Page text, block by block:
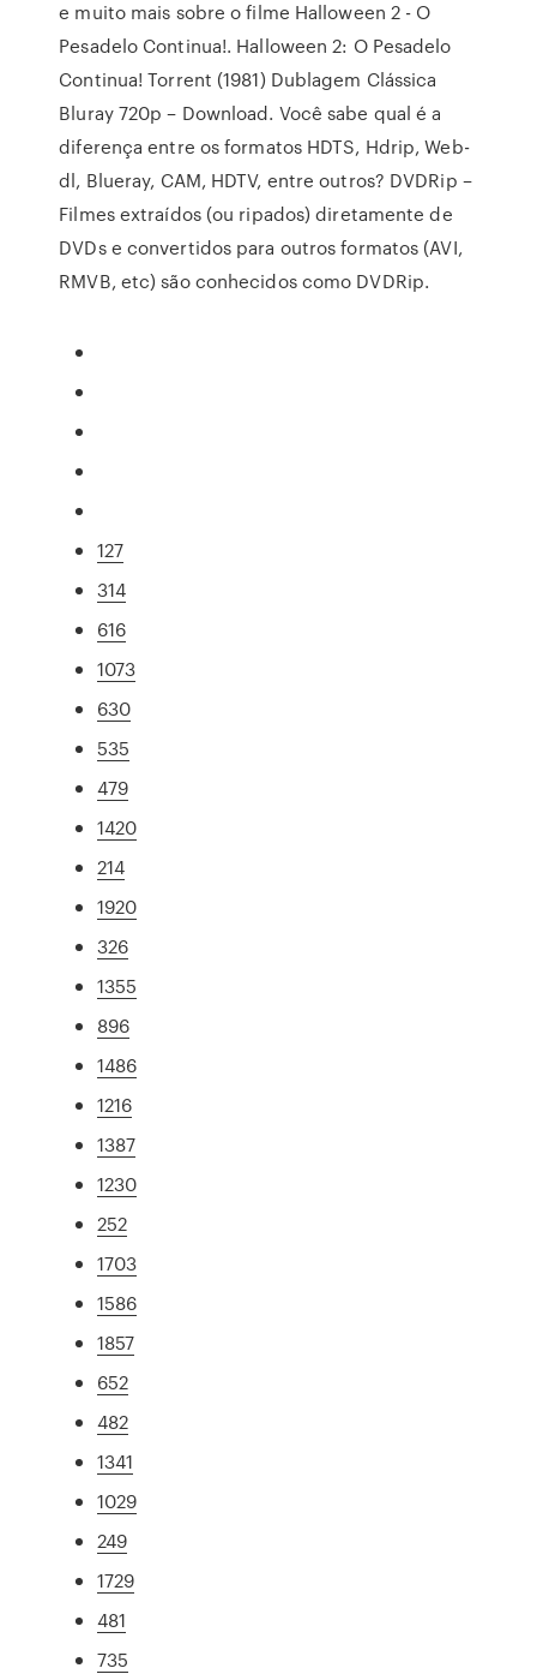
e muito mais sobre o filme Halloween 2 - O
Pesadelo Continua!. Halloween 2: O Pesadelo
Continua! Torrent (1981) Dublagem Clássica
Bluray 720p – Download. Você sabe qual é a
diferença entre os formatos HDTS, Hdrip, Web-
dl, Blueray, CAM, HDTV, entre outros? DVDRip –
Filmes extraídos (ou ripados) diretamente de
DVDs e convertidos para outros formatos (AVI,
RMVB, etc) são conhecidos como DVDRip.
127
314
616
1073
630
535
479
1420
214
1920
326
1355
896
1486
1216
1387
1230
252
1703
1586
1857
652
482
1341
1029
249
1729
481
735